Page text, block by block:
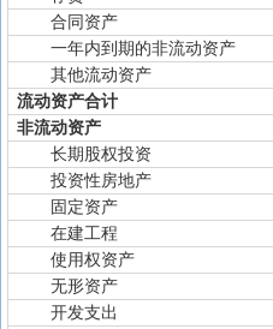
合同资产
一年内到期的非流动资产
其他流动资产
流动资产合计
非流动资产
长期股权投资
投资性房地产
固定资产
在建工程
使用权资产
无形资产
开发支出